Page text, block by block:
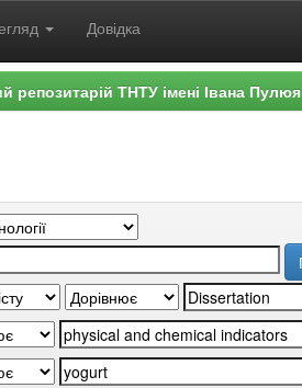
Довідка
репозитарій ТНТУ імені Івана Пулюя